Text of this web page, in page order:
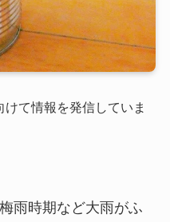
て情報を発信していま
雨時期など大雨がふ